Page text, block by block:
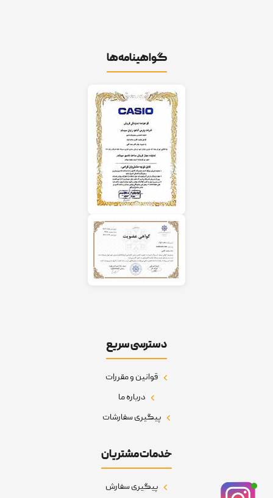
گواهینامه‌ها
دسترسی سریع
قوانین و مقررات
درباره ما
پیگیری سفارشات
خدمات مشتریان
پیگیری سفارش